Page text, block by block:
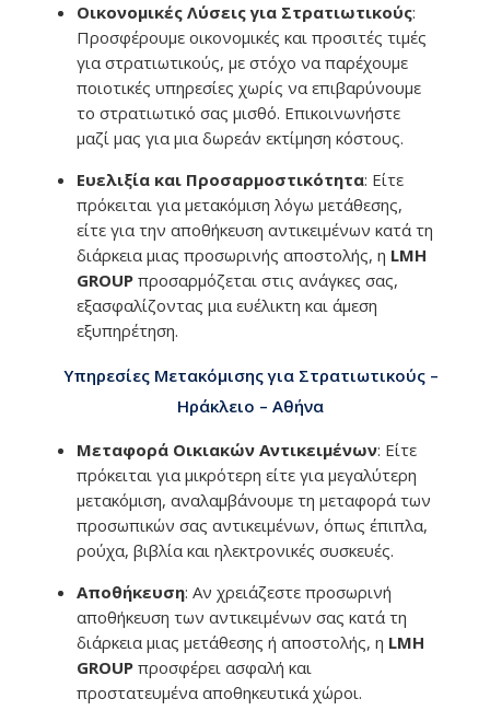
Οικονομικές Λύσεις για Στρατιωτικούς:
Προσφέρουμε οικονομικές και προσιτές τιμές
για στρατιωτικούς, με στόχο να παρέχουμε
ποιοτικές υπηρεσίες χωρίς να επιβαρύνουμε
το στρατιωτικό σας μισθό. Επικοινωνήστε
μαζί μας για μια δωρεάν εκτίμηση κόστους.
Ευελιξία και Προσαρμοστικότητα: Είτε
πρόκειται για μετακόμιση λόγω μετάθεσης,
είτε για την αποθήκευση αντικειμένων κατά τη
διάρκεια μιας προσωρινής αποστολής, η LMH
GROUP προσαρμόζεται στις ανάγκες σας,
εξασφαλίζοντας μια ευέλικτη και άμεση
εξυπηρέτηση.
Υπηρεσίες Μετακόμισης για Στρατιωτικούς –
Ηράκλειο – Αθήνα
Μεταφορά Οικιακών Αντικειμένων: Είτε
πρόκειται για μικρότερη είτε για μεγαλύτερη
μετακόμιση, αναλαμβάνουμε τη μεταφορά των
προσωπικών σας αντικειμένων, όπως έπιπλα,
ρούχα, βιβλία και ηλεκτρονικές συσκευές.
Αποθήκευση: Αν χρειάζεστε προσωρινή
αποθήκευση των αντικειμένων σας κατά τη
διάρκεια μιας μετάθεσης ή αποστολής, η LMH
GROUP προσφέρει ασφαλή και
προστατευμένα αποθηκευτικά χώροι.